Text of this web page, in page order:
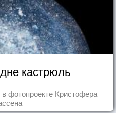
кастрюль
фотопроекте Кристофера